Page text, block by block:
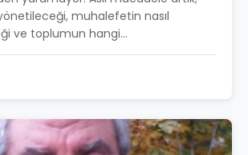
muhalefetin nasıl
ve toplumun hangi...